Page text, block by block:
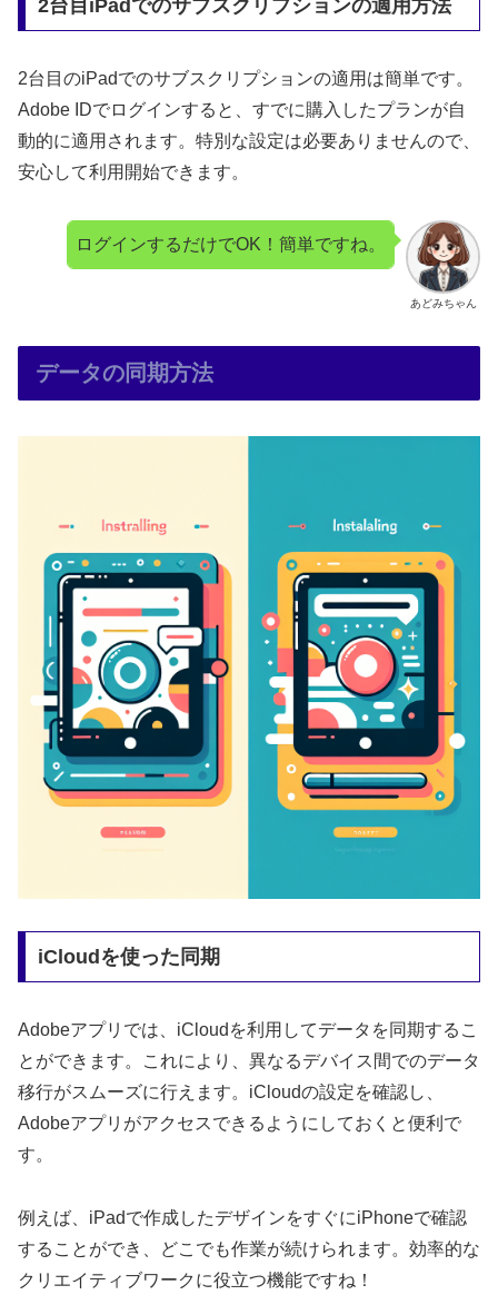
2台目iPadでのサブスクリプションの適用方法
2台目のiPadでのサブスクリプションの適用は簡単です。
Adobe IDでログインすると、すでに購入したプランが自
動的に適用されます。特別な設定は必要ありませんので、
安心して利用開始できます。
あどみちゃん
ログインするだけでOK！簡単ですね。
データの同期方法
iCloudを使った同期
Adobeアプリでは、iCloudを利用してデータを同期するこ
とができます。これにより、異なるデバイス間でのデータ
移行がスムーズに行えます。iCloudの設定を確認し、
Adobeアプリがアクセスできるようにしておくと便利で
す。
例えば、iPadで作成したデザインをすぐにiPhoneで確認
することができ、どこでも作業が続けられます。効率的な
クリエイティブワークに役立つ機能ですね！